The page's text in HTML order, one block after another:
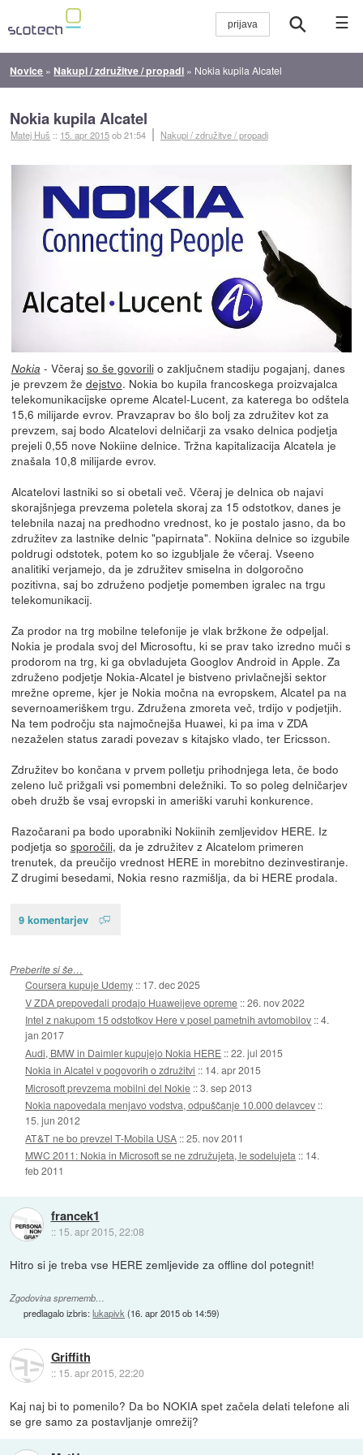
☰
Novice » Nakupi / združitve / propadi » Nokia kupila Alcatel
Nokia kupila Alcatel
Matej Huš :: 15. apr 2015ob 21:54 Nakupi / združitve / propadi
Nokia - Včeraj so še govorilio zaključnem stadiju pogajanj, danes
je prevzem že dejstvo. Nokia bo kupila francoskega proizvajalca
telekomunikacijske opreme Alcatel-Lucent, za katerega bo odštela
15,6 milijarde evrov. Pravzaprav bo šlo bolj za združitev kot za
prevzem, saj bodo Alcatelovi delničarji za vsako delnica podjetja
prejeli 0,55 nove Nokiine delnice. Tržna kapitalizacija Alcatela je
znašala 10,8 milijarde evrov.
Alcatelovi lastniki so si obetali več. Včeraj je delnica ob najavi
skorajšnjega prevzema poletela skoraj za 15 odstotkov, danes je
telebnila nazaj na predhodno vrednost, ko je postalo jasno, da bo
združitev za lastnike delnic "papirnata". Nokiina delnice so izgubile
poldrugi odstotek, potem ko so izgubljale že včeraj. Vseeno
analitiki verjamejo, da je združitev smiselna in dolgoročno
pozitivna, saj bo združeno podjetje pomemben igralec na trgu
telekomunikacij.
Za prodor na trg mobilne telefonije je vlak bržkone že odpeljal.
Nokia je prodala svoj del Microsoftu, ki se prav tako izredno muči s
prodorom na trg, ki ga obvladujeta Googlov Android in Apple. Za
združeno podjetje Nokia-Alcatel je bistveno privlačnejši sektor
mrežne opreme, kjer je Nokia močna na evropskem, Alcatel pa na
severnoameriškem trgu. Združena zmoreta več, trdijo v podjetjih.
Na tem področju sta najmočnejša Huawei, ki pa ima v ZDA
nezaželen status zaradi povezav s kitajsko vlado, ter Ericsson.
Združitev bo končana v prvem polletju prihodnjega leta, če bodo
zeleno luč prižgali vsi pomembni deležniki. To so poleg delničarjev
obeh družb še vsaj evropski in ameriški varuhi konkurence.
Razočarani pa bodo uporabniki Nokiinih zemljevidov HERE. Iz
podjetja so sporočili, da je združitev z Alcatelom primeren
trenutek, da preučijo vrednost HERE in morebitno dezinvestiranje.
Z drugimi besedami, Nokia resno razmišlja, da bi HERE prodala.
9 komentarjev
Preberite si še…
Coursera kupuje Udemy :: 17. dec 2025
V ZDA prepovedali prodajo Huaweijeve opreme ::26. nov 2022
Intel z nakupom 15 odstotkov Here v posel pametnih avtomobilov ::4.
jan 2017
Audi, BMW in Daimler kupujejo Nokia HERE ::22. jul 2015
Nokia in Alcatel v pogovorih o združitvi :: 14. apr 2015
Microsoft prevzema mobilni del Nokie ::3. sep 2013
Nokia napovedala menjavo vodstva, odpuščanje 10.000 delavcev ::
15. jun 2012
AT&T ne bo prevzel T-Mobila USA ::25. nov 2011
MWC 2011: Nokia in Microsoft se ne združujeta, le sodelujeta :: 14.
feb 2011
francek1
:: 15. apr 2015, 22:08
Hitro si je treba vse HERE zemljevide za offline dol potegnit!
Zgodovina sprememb…
predlagalo izbris:lukapivk (16. apr 2015 ob 14:59)
Griffith
:: 15. apr 2015, 22:20
Kaj naj bi to pomenilo? Da bo NOKIA spet začela delati telefone ali
se gre samo za postavljanje omrežij?